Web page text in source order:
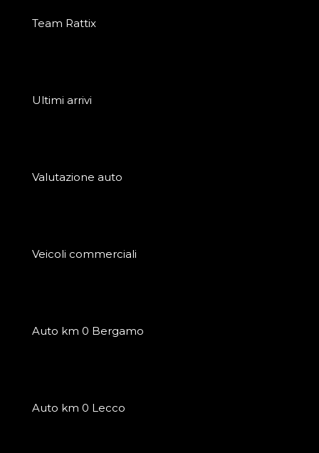
Team Rattix
Ultimi arrivi
Valutazione auto
Veicoli commerciali
Auto km 0 Bergamo
Auto km 0 Lecco